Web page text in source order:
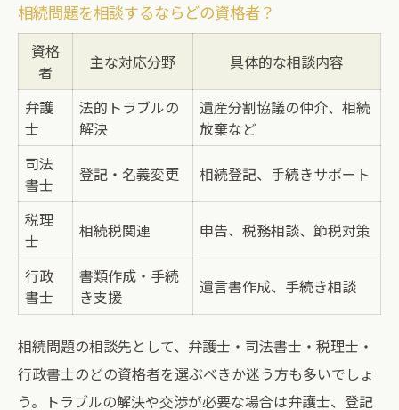
相続問題を相談するならどの資格者？
資格
者
主な対応分野 具体的な相談内容
弁護
士
法的トラブルの
解決
遺産分割協議の仲介、相続
放棄など
司法
書士
登記・名義変更 相続登記、手続きサポート
税理
士
相続税関連 申告、税務相談、節税対策
行政
書士
書類作成・手続
き支援
遺言書作成、手続き相談
相続問題の相談先として、弁護士・司法書士・税理士・
行政書士のどの資格者を選ぶべきか迷う方も多いでしょ
う。トラブルの解決や交渉が必要な場合は弁護士、登記